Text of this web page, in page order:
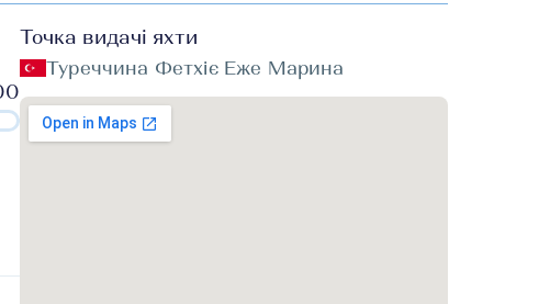
Точка видачі яхти
Туреччина Фетхіє Еже Марина